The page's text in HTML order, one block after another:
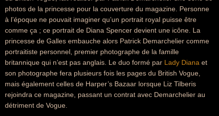
photos de la princesse pour la couverture du magazine. Personne
à l’époque ne pouvait imaginer qu’un portrait royal puisse être
comme ça ; ce portrait de Diana Spencer devient une icône. La
princesse de Galles embauche alors Patrick Demarchelier comme
portraitiste personnel, premier photographe de la famille
britannique qui n’est pas anglais. Le duo formé par Lady Diana et
son photographe fera plusieurs fois les pages du British Vogue,
mais également celles de Harper’s Bazaar lorsque Liz Tilberis
rejoindra ce magazine, passant un contrat avec Demarchelier au
détriment de Vogue.